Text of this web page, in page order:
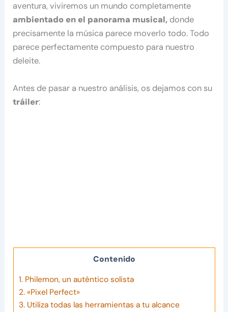
aventura, viviremos un mundo completamente
ambientado en el panorama musical, donde
precisamente la música parece moverlo todo. Todo
parece perfectamente compuesto para nuestro
deleite.
Antes de pasar a nuestro análisis, os dejamos con su
tráiler:
Contenido
1.Philemon, un auténtico solista
2.«Pixel Perfect»
3.Utiliza todas las herramientas a tu alcance